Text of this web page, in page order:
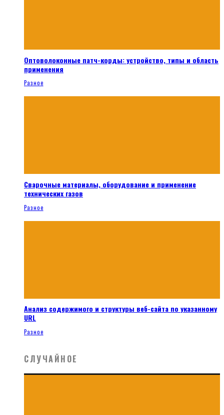
Оптоволоконные патч-корды: устройство, типы и область
применения
Разное
Сварочные материалы, оборудование и применение
технических газов
Разное
Анализ содержимого и структуры веб-сайта по указанному
URL
Разное
СЛУЧАЙНОЕ